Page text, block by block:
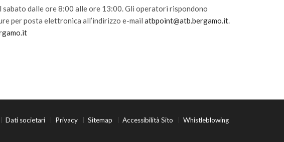
dalle ore 8:00 alle ore 13:00. Gli operatori rispondono
per posta elettronica all’indirizzo e-mail atbpoint@atb.bergamo.it.
Dati societari Privacy Sitemap Accessibilità Sito Whistleblowing